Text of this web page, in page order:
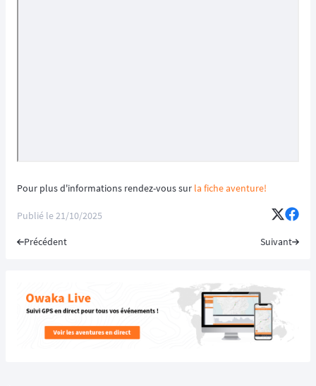
Pour plus d'informations rendez-vous sur la fiche aventure!
Publié le21/10/2025
Précédent Suivant